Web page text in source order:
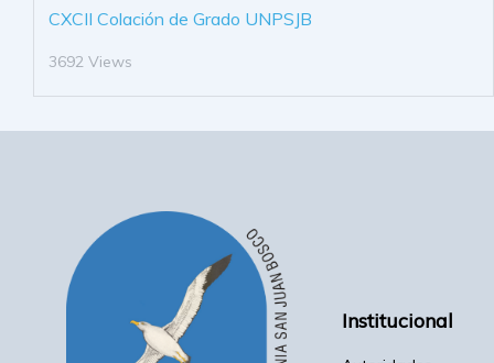
CXCII Colación de Grado UNPSJB
3692 Views
Institucional